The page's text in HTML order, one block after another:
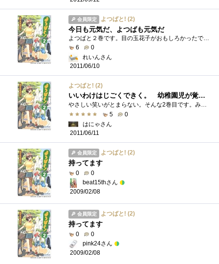
会員限定 よつばと! (2)
今日も元気だ、よつばも元気だ
6
0
れいんさん
2011/06/10
よつばと! (2)
いいわけはじごくできく。 幼稚園児が覚えそうだよね
やさしい笑いがとまらない。そんな2巻目です。みうらの話、水鉄砲の話 はもう見てると、もう幸せになりますね。もうよつばにはなれないけど�...
5
0
はにゃさん
2011/06/11
会員限定 よつばと! (2)
持ってます
0
0
beat15thさん
2009/02/08
会員限定 よつばと! (2)
持ってます
0
0
pink24さん
2009/02/08